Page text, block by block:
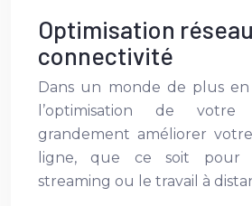
Optimisation
connectivité
Dans un monde de plus
l’optimisation de
grandement améliorer
ligne, que ce soit pour
streaming ou le travail à